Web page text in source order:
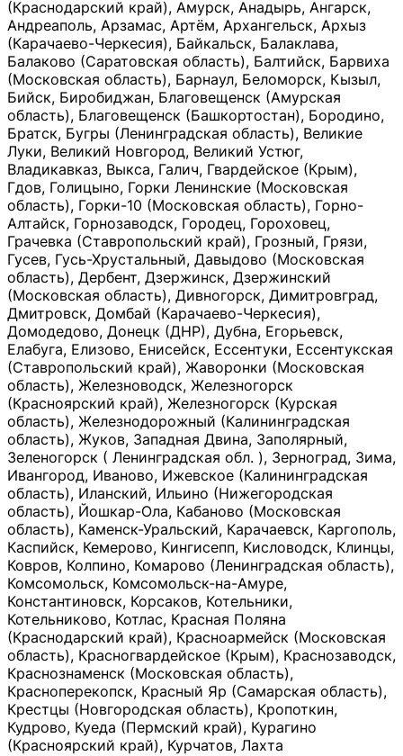
(Краснодарский край), Амурск, Анадырь, Ангарск,
Андреаполь, Арзамас, Артём, Архангельск, Архыз
(Карачаево-Черкесия), Байкальск, Балаклава,
Балаково (Саратовская область), Балтийск, Барвиха
(Московская область), Барнаул, Беломорск, Кызыл,
Бийск, Биробиджан, Благовещенск (Амурская
область), Благовещенск (Башкортостан), Бородино,
Братск, Бугры (Ленинградская область), Великие
Луки, Великий Новгород, Великий Устюг,
Владикавказ, Выкса, Галич, Гвардейское (Крым),
Гдов, Голицыно, Горки Ленинские (Московская
область), Горки-10 (Московская область), Горно-
Алтайск, Горнозаводск, Городец, Гороховец,
Грачевка (Ставропольский край), Грозный, Грязи,
Гусев, Гусь-Хрустальный, Давыдово (Московская
область), Дербент, Дзержинск, Дзержинский
(Московская область), Дивногорск, Димитровград,
Дмитровск, Домбай (Карачаево-Черкесия),
Домодедово, Донецк (ДНР), Дубна, Егорьевск,
Елабуга, Елизово, Енисейск, Ессентуки, Ессентукская
(Ставропольский край), Жаворонки (Московская
область), Железноводск, Железногорск
(Красноярский край), Железногорск (Курская
область), Железнодорожный (Калининградская
область), Жуков, Западная Двина, Заполярный,
Зеленогорск ( Ленинградская обл. ), Зерноград, Зима,
Ивангород, Иваново, Ижевское (Калининградская
область), Иланский, Ильино (Нижегородская
область), Йошкар-Ола, Кабаново (Московская
область), Каменск-Уральский, Карачаевск, Каргополь,
Каспийск, Кемерово, Кингисепп, Кисловодск, Клинцы,
Ковров, Колпино, Комарово (Ленинградская область),
Комсомольск, Комсомольск-на-Амуре,
Константиновск, Корсаков, Котельники,
Котельниково, Котлас, Красная Поляна
(Краснодарский край), Красноармейск (Московская
область), Красногвардейское (Крым), Краснозаводск,
Краснознаменск (Московская область),
Красноперекопск, Красный Яр (Самарская область),
Крестцы (Новгородская область), Кропоткин,
Кудрово, Куеда (Пермский край), Курагино
(Красноярский край), Курчатов, Лахта